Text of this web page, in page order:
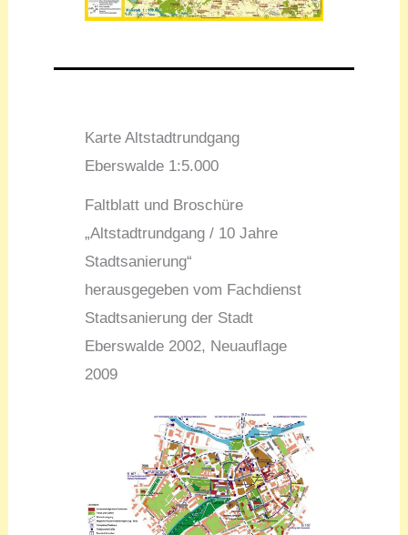
Karte Altstadtrundgang
Eberswalde 1:5.000
Faltblatt und Broschüre
„Altstadtrundgang / 10 Jahre
Stadtsanierung“
herausgegeben vom Fachdienst
Stadtsanierung der Stadt
Eberswalde 2002, Neuauflage
2009